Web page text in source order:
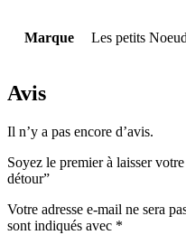
Marque Les petits
Avis
Il n’y a pas encore d’avis.
Soyez le premier à laisser
détour”
Votre adresse e-mail ne sera
sont indiqués avec *